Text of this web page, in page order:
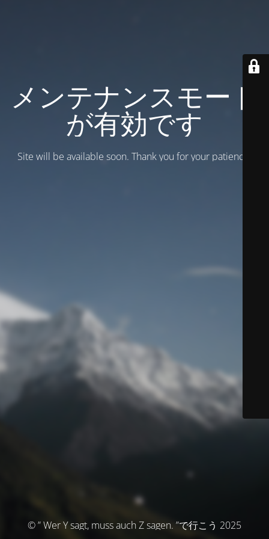
メンテナンスモード
が有効です
Site will be available soon. Thank you for your patience!
© ” Wer Y sagt, muss auch Z sagen. ”で行こう 2025